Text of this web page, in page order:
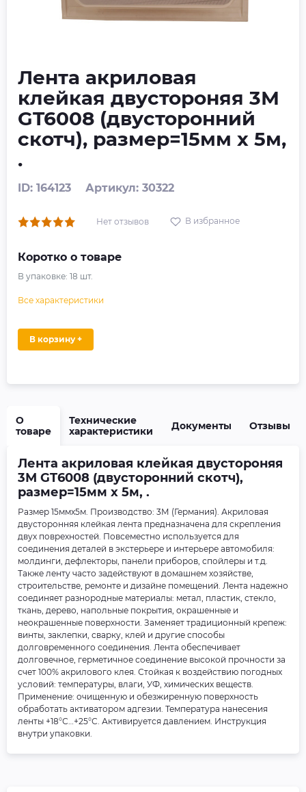
Лента акриловая
клейкая двустороняя 3М
GT6008 (двусторонний
скотч), размер=15мм x 5м,
.
ID: 164123 Артикул: 30322
Нет отзывов В избранное
Коротко о товаре
В упаковке: 18 шт.
Все характеристики
В корзину +
О
товаре
Технические
характеристики
Документы Отзывы
Лента акриловая клейкая двустороняя
3М GT6008 (двусторонний скотч),
размер=15мм x 5м, .
Размер 15ммx5м. Производство: 3М (Германия). Акриловая
двусторонняя клейкая лента предназначена для скрепления
двух поврехностей. Повсеместно используется для
соединения деталей в экстерьере и интерьере автомобиля:
молдинги, дефлекторы, панели приборов, спойлеры и т.д.
Также ленту часто задействуют в домашнем хозяйстве,
строительстве, ремонте и дизайне помещений. Лента надежно
соединяет разнородные материалы: метал, пластик, стекло,
ткань, дерево, напольные покрытия, окрашенные и
неокрашенные поверхности. Заменяет традиционный крепеж:
винты, заклепки, сварку, клей и другие способы
долговременного соединения. Лента обеспечивает
долговечное, герметичное соединение высокой прочности за
счет 100% акрилового клея. Стойкая к воздействию погодных
условий: температуры, влаги, УФ, химических веществ.
Применение: очищенную и обезжиренную поверхность
обработать активатором адгезии. Температура нанесения
ленты +18°С…+25°С. Активируется давлением. Инструкция
внутри упаковки.